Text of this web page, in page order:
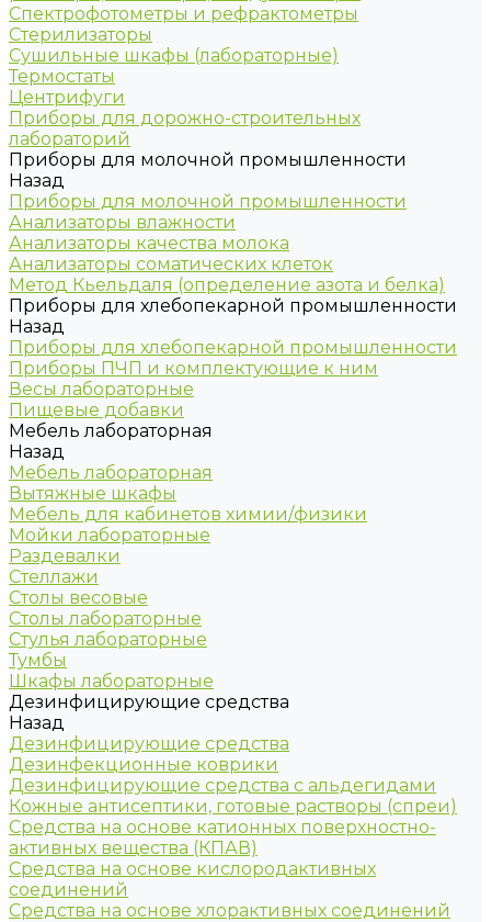
Спектрофотометры и рефрактометры
Стерилизаторы
Сушильные шкафы (лабораторные)
Термостаты
Центрифуги
Приборы для дорожно-строительных
лабораторий
Приборы для молочной промышленности
Назад
Приборы для молочной промышленности
Анализаторы влажности
Анализаторы качества молока
Анализаторы соматических клеток
Метод Кьельдаля (определение азота и белка)
Приборы для хлебопекарной промышленности
Назад
Приборы для хлебопекарной промышленности
Приборы ПЧП и комплектующие к ним
Весы лабораторные
Пищевые добавки
Мебель лабораторная
Назад
Мебель лабораторная
Вытяжные шкафы
Мебель для кабинетов химии/физики
Мойки лабораторные
Раздевалки
Стеллажи
Столы весовые
Столы лабораторные
Стулья лабораторные
Тумбы
Шкафы лабораторные
Дезинфицирующие средства
Назад
Дезинфицирующие средства
Дезинфекционные коврики
Дезинфицирующие средства с альдегидами
Кожные антисептики, готовые растворы (спреи)
Средства на основе катионных поверхностно-
активных вещества (КПАВ)
Средства на основе кислородактивных
соединений
Средства на основе хлорактивных соединений